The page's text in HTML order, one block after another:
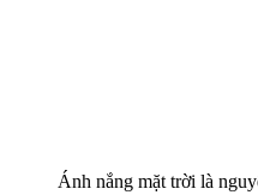
Ánh nắng mặt trời là